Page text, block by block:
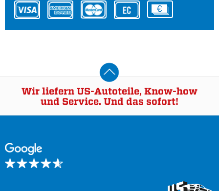
Wir liefern US-Autoteile, Know-how
und Service. Und das sofort!